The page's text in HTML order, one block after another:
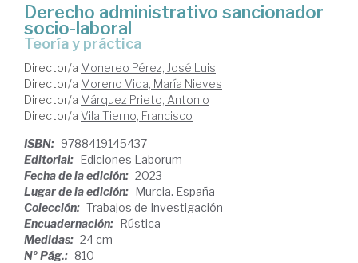
Derecho administrativo sancionador
socio-laboral
teoría y práctica
Director/a Monereo Pérez, José Luis
Director/a Moreno Vida, María Nieves
Director/a Márquez Prieto, Antonio
Director/a Vila Tierno, Francisco
ISBN: 9788419145437
Editorial: Ediciones Laborum
Fecha de la edición: 2023
Lugar de la edición: Murcia. España
Colección: Trabajos de Investigación
Encuadernación: Rústica
Medidas: 24 cm
Nº Pág.: 810